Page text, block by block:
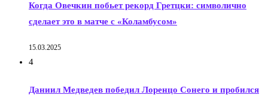
Когда Овечкин побьет рекорд Гретцки: символично
сделает это в матче с «Коламбусом»
15.03.2025
4
Даниил Медведев победил Лоренцо Сонего и пробился